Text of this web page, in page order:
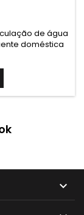
de água
doméstica
industrial
